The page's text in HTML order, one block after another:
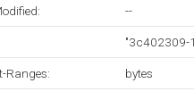
--
"3c402309-
Ranges: bytes